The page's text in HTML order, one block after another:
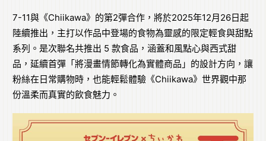
7-11與《Chiikawa》的第2彈合作，將於2025年12月26日起
陸續推出，主打以作品中登場的食物為靈感的限定輕食與甜點
系列。是次聯名共推出 5 款食品，涵蓋和風點心與西式甜
品，延續首彈「將漫畫情節轉化為實體商品」的設計方向，讓
粉絲在日常購物時，也能輕鬆體驗《Chiikawa》世界觀中那
份溫柔而真實的飲食魅力。